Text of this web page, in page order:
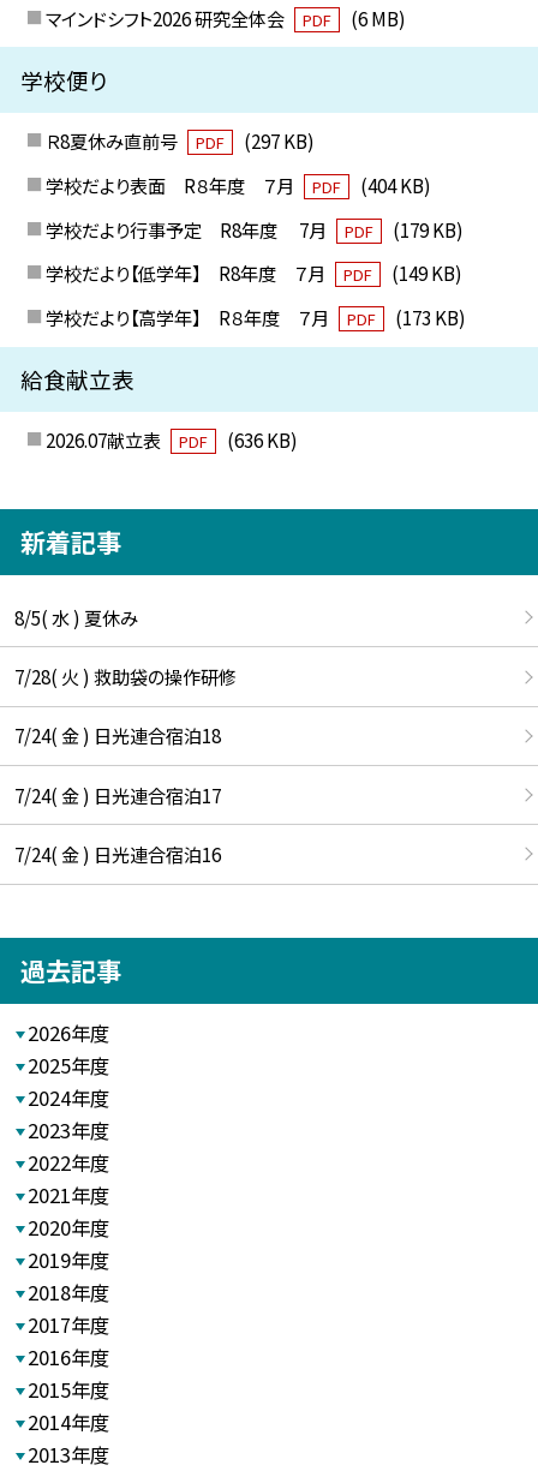
マインドシフト2026 研究全体会
PDF (6 MB)
学校便り
Ｒ8夏休み直前号 PDF
(297 KB)
学校だより表面 R８年度 ７月
PDF
(404 KB)
学校だより行事予定 R8年度 7月
PDF
(179 KB)
学校だより【低学年】 R8年度 ７月
PDF
(149 KB)
学校だより【高学年】 R８年度 ７月
PDF (173 KB)
給食献立表
2026.07献立表 PDF (636 KB)
新着記事
8/5( 水 ) 夏休み
7/28( 火 ) 救助袋の操作研修
7/24( 金 ) 日光連合宿泊18
7/24( 金 ) 日光連合宿泊17
7/24( 金 ) 日光連合宿泊16
過去記事
2026年度
2025年度
2024年度
2023年度
2022年度
2021年度
2020年度
2019年度
2018年度
2017年度
2016年度
2015年度
2014年度
2013年度